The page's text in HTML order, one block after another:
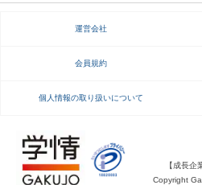
運営会社
会員規約
個人情報の取り扱いについて
【成長企
Copyright